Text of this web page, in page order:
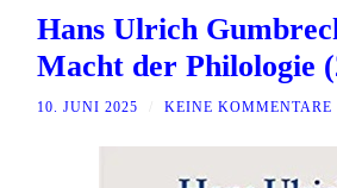
Hans Ulrich
Macht der Philologie
10. JUNI 2025 KEINE KOMMENTARE